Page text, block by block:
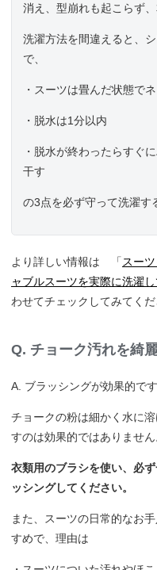
消え、型崩れも起こらず
洗濯方法を間違えると、
で、
・スーツは畳んだ状態で
・脱水は1分以内
・脱水が終わったらすぐ
干す
の3点を必ず守って洗濯す
より詳しい情報は 「 スー
ャブルスーツを実際に洗濯し
わせてチェックしてみてくだ
Q. チョーク汚れを綺
A. ブラッシングが効果的です
チョークの粉は細かく水に
すのは効果的ではありません
衣類用のブラシを使い、必
ッシングしてください。
また、スーツの日常的なお
すめで、理由は